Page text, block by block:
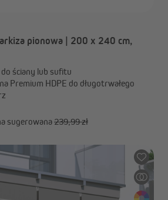
pionowa | 200 x 240 cm,
ściany lub sufitu
Premium HDPE do długotrwałego
sugerowana239,99 zł